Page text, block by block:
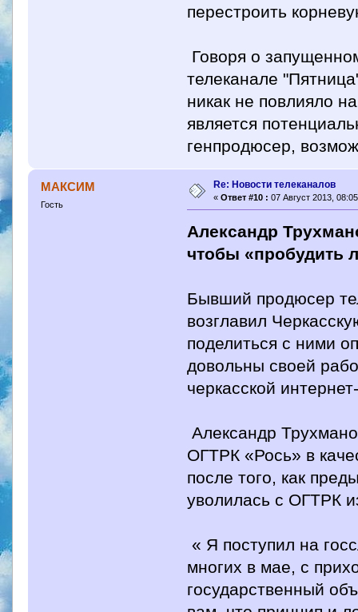
перестроить
Говоря о
телеканале
никак не повлияло
является
генпродюсер,
МАКСИМ
Гость
Re: Новости телеканалов
« Ответ #10 : 07 Август 2013,
Александр
чтобы «пробудить
Бывший продюсер
возглавил
поделиться с ними
довольны своей
черкасской
Александр
ОГТРК «Рось» в
после того, как
уволилась с ОГТРК
« Я поступил на
многих в мае, с
государственный